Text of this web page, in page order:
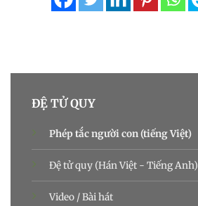
ĐỆ TỬ QUY
Phép tắc người con (tiếng Việt)
Đệ tử quy (Hán Việt - Tiếng Anh)
Video / Bài hát